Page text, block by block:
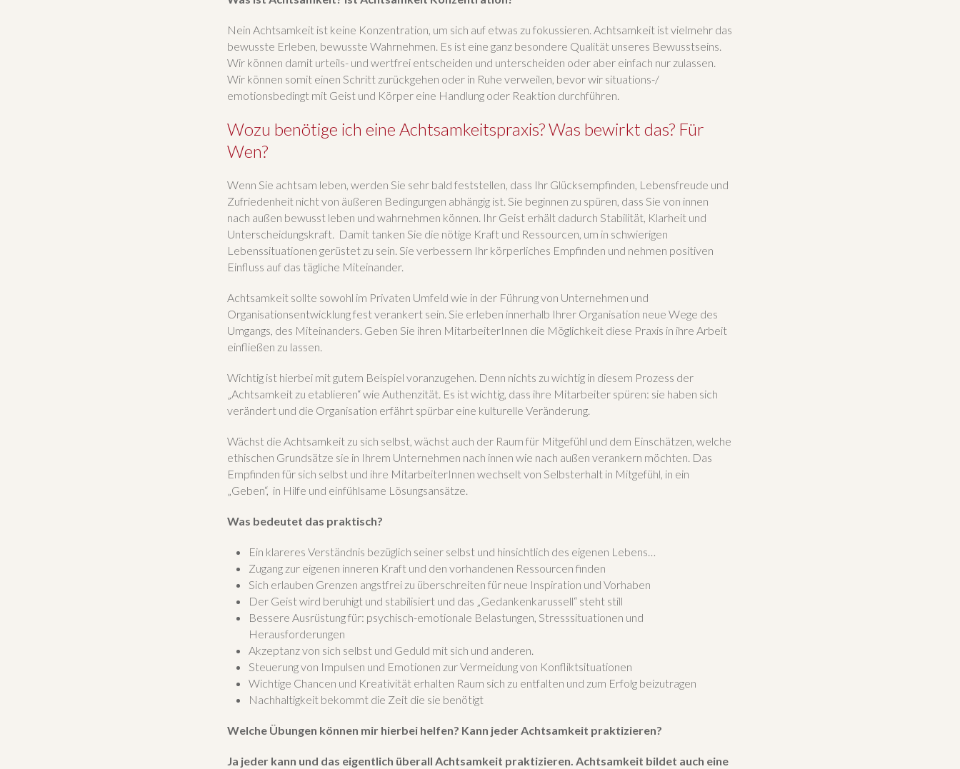
Nein Achtsamkeit ist keine Konzentration, um sich auf etwas zu fokussieren. Achtsamkeit ist vielmehr das
bewusste Erleben, bewusste Wahrnehmen. Es ist eine ganz besondere Qualität unseres Bewusstseins.
Wir können damit urteils- und wertfrei entscheiden und unterscheiden oder aber einfach nur zulassen.
Wir können somit einen Schritt zurückgehen oder in Ruhe verweilen, bevor wir situations-/
emotionsbedingt mit Geist und Körper eine Handlung oder Reaktion durchführen.
Wozu benötige ich eine Achtsamkeitspraxis? Was bewirkt das? Für
Wen?
Wenn Sie achtsam leben, werden Sie sehr bald feststellen, dass Ihr Glücksempfinden, Lebensfreude und
Zufriedenheit nicht von äußeren Bedingungen abhängig ist. Sie beginnen zu spüren, dass Sie von innen
nach außen bewusst leben und wahrnehmen können. Ihr Geist erhält dadurch Stabilität, Klarheit und
Unterscheidungskraft. Damit tanken Sie die nötige Kraft und Ressourcen, um in schwierigen
Lebenssituationen gerüstet zu sein. Sie verbessern Ihr körperliches Empfinden und nehmen positiven
Einfluss auf das tägliche Miteinander.
Achtsamkeit sollte sowohl im Privaten Umfeld wie in der Führung von Unternehmen und
Organisationsentwicklung fest verankert sein. Sie erleben innerhalb Ihrer Organisation neue Wege des
Umgangs, des Miteinanders. Geben Sie ihren MitarbeiterInnen die Möglichkeit diese Praxis in ihre Arbeit
einfließen zu lassen.
Wichtig ist hierbei mit gutem Beispiel voranzugehen. Denn nichts zu wichtig in diesem Prozess der
„Achtsamkeit zu etablieren“ wie Authenzität. Es ist wichtig, dass ihre Mitarbeiter spüren: sie haben sich
verändert und die Organisation erfährt spürbar eine kulturelle Veränderung.
Wächst die Achtsamkeit zu sich selbst, wächst auch der Raum für Mitgefühl und dem Einschätzen, welche
ethischen Grundsätze sie in Ihrem Unternehmen nach innen wie nach außen verankern möchten. Das
Empfinden für sich selbst und ihre MitarbeiterInnen wechselt von Selbsterhalt in Mitgefühl, in ein
„Geben“, in Hilfe und einfühlsame Lösungsansätze.
Was bedeutet das praktisch?
Ein klareres Verständnis bezüglich seiner selbst und hinsichtlich des eigenen Lebens…
Zugang zur eigenen inneren Kraft und den vorhandenen Ressourcen finden
Sich erlauben Grenzen angstfrei zu überschreiten für neue Inspiration und Vorhaben
Der Geist wird beruhigt und stabilisiert und das „Gedankenkarussell“ steht still
Bessere Ausrüstung für: psychisch-emotionale Belastungen, Stresssituationen und
Herausforderungen
Akzeptanz von sich selbst und Geduld mit sich und anderen.
Steuerung von Impulsen und Emotionen zur Vermeidung von Konfliktsituationen
Wichtige Chancen und Kreativität erhalten Raum sich zu entfalten und zum Erfolg beizutragen
Nachhaltigkeit bekommt die Zeit die sie benötigt
Welche Übungen können mir hierbei helfen? Kann jeder Achtsamkeit praktizieren?
Ja jeder kann und das eigentlich überall Achtsamkeit praktizieren. Achtsamkeit bildet auch eine